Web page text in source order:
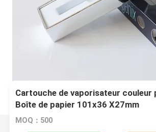
Cartouche de vaporisateur couleur
Boîte de papier 101x36 X27mm
MOQ：500